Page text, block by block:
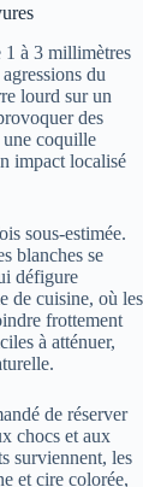
1 à 3 millimètres
du
lourd sur un
des
une coquille
impact localisé
sous-estimée.
blanches se
défigure
de cuisine, où les
frottement
à atténuer,
de réserver
chocs et aux
surviennent, les
et cire colorée,